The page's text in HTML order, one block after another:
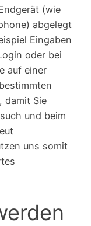
(wie
abgelegt
Eingaben
oder bei
auf einer
damit Sie
und beim
uns somit